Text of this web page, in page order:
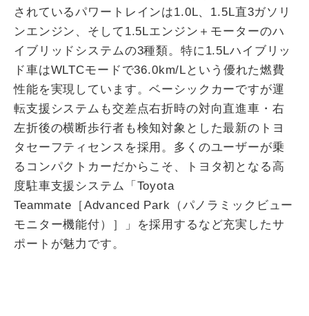
されているパワートレインは1.0L、1.5L直3ガソリ
ンエンジン、そして1.5Lエンジン＋モーターのハ
イブリッドシステムの3種類。特に1.5Lハイブリッ
ド車はWLTCモードで36.0km/Lという優れた燃費
性能を実現しています。ベーシックカーですが運
転支援システムも交差点右折時の対向直進車・右
左折後の横断歩行者も検知対象とした最新のトヨ
タセーフティセンスを採用。多くのユーザーが乗
るコンパクトカーだからこそ、トヨタ初となる高
度駐車支援システム「Toyota
Teammate［Advanced Park（パノラミックビュー
モニター機能付）］」を採用するなど充実したサ
ポートが魅力です。